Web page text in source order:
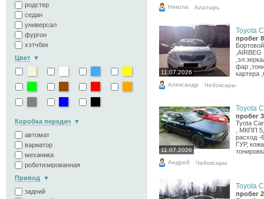
родстер
седан
универсал
фургон
хэтчбек
Цвет
Коробка передач
автомат
вариатор
механика
роботизированная
Привод
задний
Никола Алатырь
11.07.2026
Toyota
пробег
,AIRBEG
фар
картера
Александр Чебоксары
11.07.2026
Toyota
пробег
Tyota
, МКПП
расход -
ГУР,
Андрей Чебоксары
Toyota
пробег